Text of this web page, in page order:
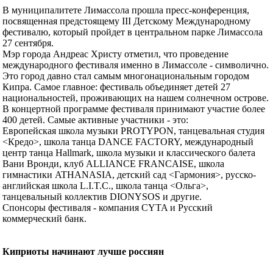
В муниципалитете Лимассола прошла пресс-конференция,
посвященная предстоящему III Детскому Международному
фестивалю, который пройдет в центральном парке Лимассола
27 сентября.
Мэр города Андреас Христу отметил, что проведение
международного фестиваля именно в Лимассоле - символично.
Это город давно стал самым многонациональным городом
Кипра. Самое главное: фестиваль объединяет детей 27
национальностей, проживающих на нашем солнечном острове.
В концертной программе фестиваля принимают участие более
400 детей. Самые активные участники - это:
Европейская школа музыки PROTYPON, танцевальная студия
<Кредо>, школа танца DANCE FACTORY, международный
центр танца Hallmark, школа музыки и классического балета
Вани Вронди, клуб ALLIANCE FRANCAISE, школа
гимнастики ATHANASIA, детский сад <Гармония>, русско-
английская школа L.I.T.C., школа танца <Ольга>,
танцевальный коллектив DIONYSOS и другие.
Спонсоры фестиваля - компания CYTA и Русский
коммерческий банк.
Киприоты начинают лучше россиян